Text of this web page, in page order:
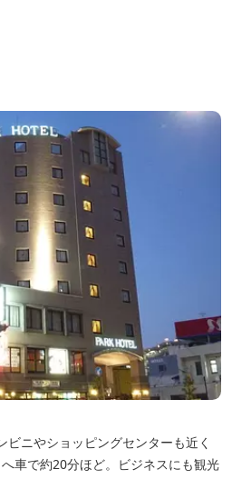
ビニやショッピングセンターも近く
車で約20分ほど。ビジネスにも観光